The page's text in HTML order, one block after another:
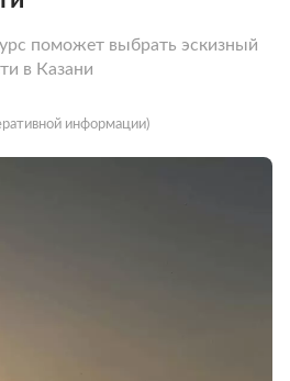
поможет выбрать эскизный
в Казани
информации)